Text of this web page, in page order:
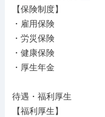
【保険制度】
・雇用保険
・労災保険
・健康保険
・厚生年金
待遇・福利厚生
【福利厚生】